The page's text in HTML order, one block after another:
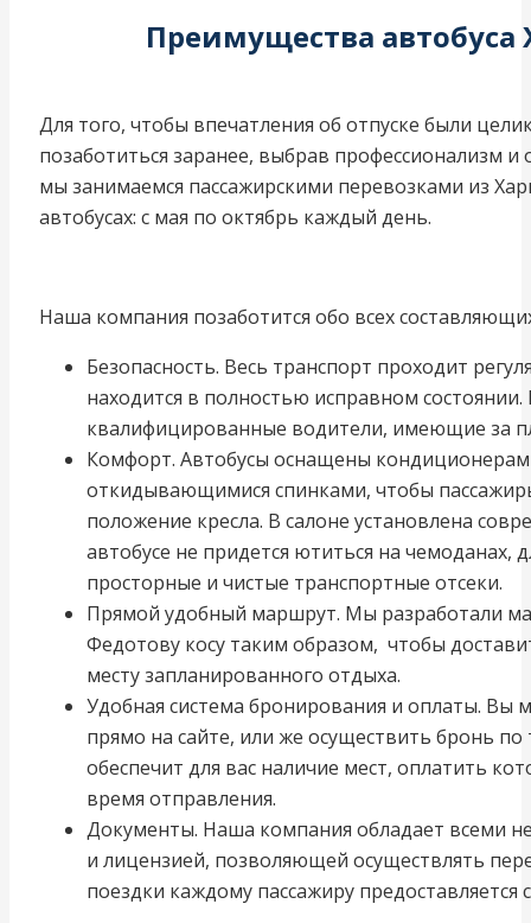
Преимущества
Для того, чтобы впечатления об отпуске были
позаботиться заранее, выбрав профессионализм
мы занимаемся пассажирскими перевозками из
автобусах: с мая по октябрь каждый день.
Наша компания позаботится обо всех
Безопасность. Весь транспорт проходит
находится в полностью исправном
квалифицированные водители, имеющие за
Комфорт. Автобусы оснащены
откидывающимися спинками, чтобы
положение кресла. В салоне установлена
автобусе не придется ютиться на чемоданах,
просторные и чистые транспортные отсеки.
Прямой удобный маршрут. Мы разработали
Федотову косу таким образом, чтобы
месту запланированного отдыха.
Удобная система бронирования и оплаты. Вы
прямо на сайте, или же осуществить бронь
обеспечит для вас наличие мест, оплатить
время отправления.
Документы. Наша компания обладает
и лицензией, позволяющей осуществлять
поездки каждому пассажиру предоставляется